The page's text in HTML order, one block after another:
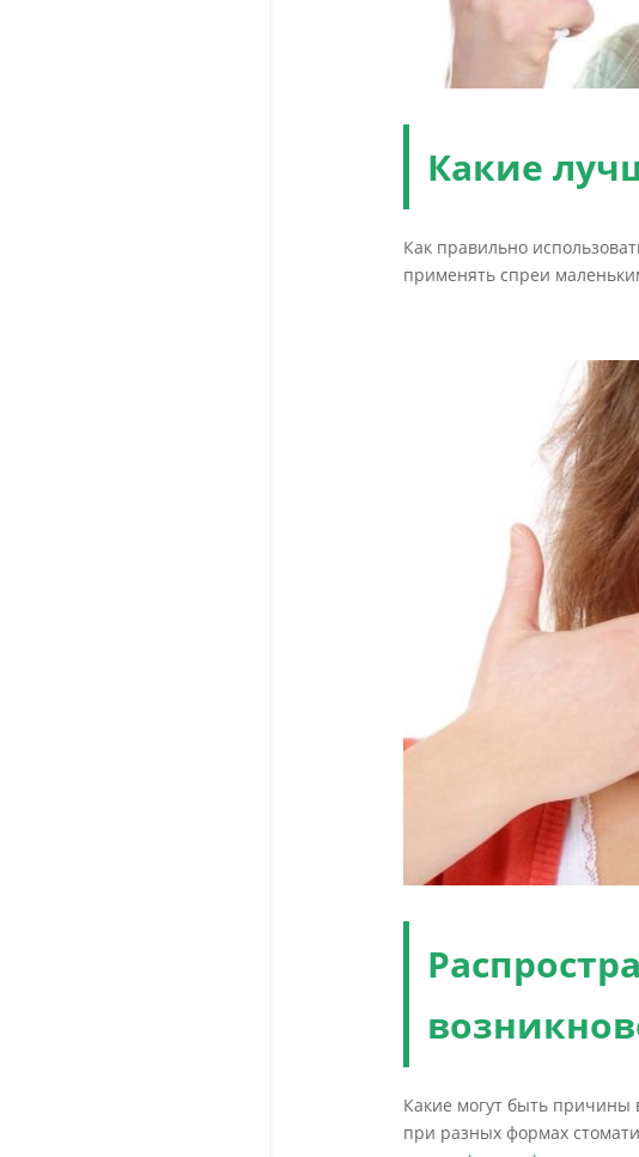
Какие
Как правильно
применять спреи
Какие могут быть причины
при разных формах